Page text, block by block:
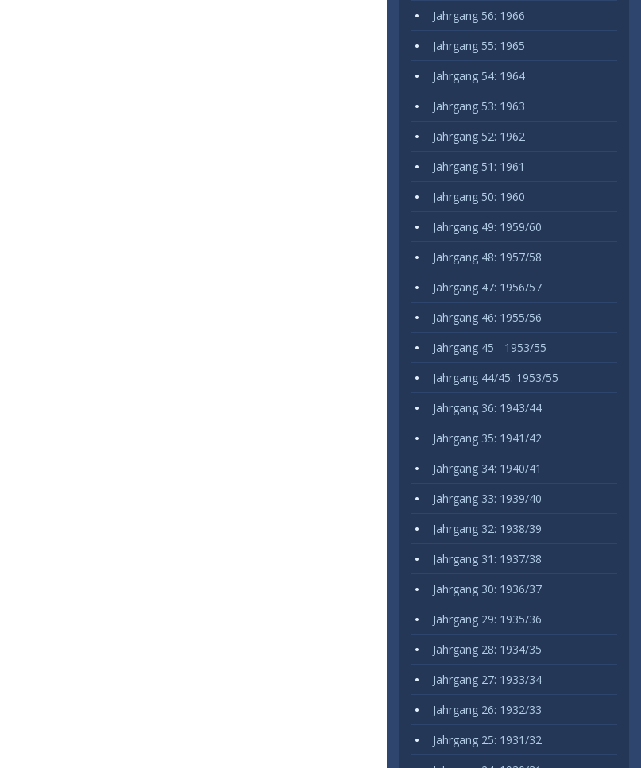
Jahrgang 56: 1966
Jahrgang 55: 1965
Jahrgang 54: 1964
Jahrgang 53: 1963
Jahrgang 52: 1962
Jahrgang 51: 1961
Jahrgang 50: 1960
Jahrgang 49: 1959/60
Jahrgang 48: 1957/58
Jahrgang 47: 1956/57
Jahrgang 46: 1955/56
Jahrgang 45 - 1953/55
Jahrgang 44/45: 1953/55
Jahrgang 36: 1943/44
Jahrgang 35: 1941/42
Jahrgang 34: 1940/41
Jahrgang 33: 1939/40
Jahrgang 32: 1938/39
Jahrgang 31: 1937/38
Jahrgang 30: 1936/37
Jahrgang 29: 1935/36
Jahrgang 28: 1934/35
Jahrgang 27: 1933/34
Jahrgang 26: 1932/33
Jahrgang 25: 1931/32